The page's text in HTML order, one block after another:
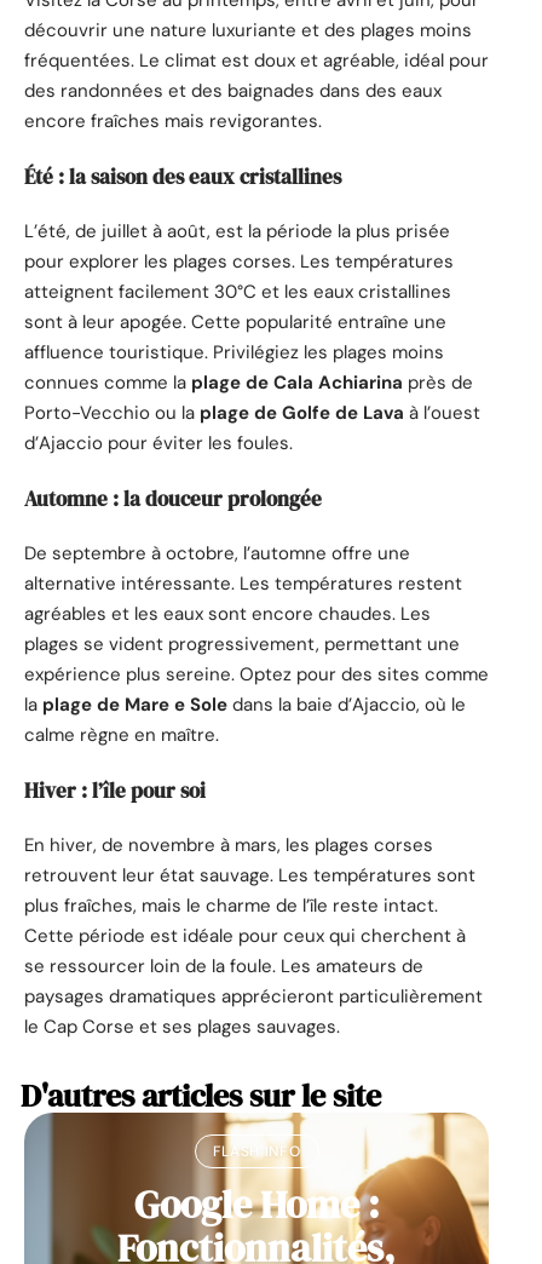
découvrir une nature luxuriante et des plages moins
fréquentées. Le climat est doux et agréable, idéal pour
des randonnées et des baignades dans des eaux
encore fraîches mais revigorantes.
Été : la saison des eaux cristallines
L’été, de juillet à août, est la période la plus prisée
pour explorer les plages corses. Les températures
atteignent facilement 30°C et les eaux cristallines
sont à leur apogée. Cette popularité entraîne une
affluence touristique. Privilégiez les plages moins
connues comme la plage de Cala Achiarina près de
Porto-Vecchio ou la plage de Golfe de Lava à l’ouest
d’Ajaccio pour éviter les foules.
Automne : la douceur prolongée
De septembre à octobre, l’automne offre une
alternative intéressante. Les températures restent
agréables et les eaux sont encore chaudes. Les
plages se vident progressivement, permettant une
expérience plus sereine. Optez pour des sites comme
la plage de Mare e Sole dans la baie d’Ajaccio, où le
calme règne en maître.
Hiver : l’île pour soi
En hiver, de novembre à mars, les plages corses
retrouvent leur état sauvage. Les températures sont
plus fraîches, mais le charme de l’île reste intact.
Cette période est idéale pour ceux qui cherchent à
se ressourcer loin de la foule. Les amateurs de
paysages dramatiques apprécieront particulièrement
le Cap Corse et ses plages sauvages.
D'autres articles sur le site
FLASH INFO
Google Home :
Fonctionnalités,